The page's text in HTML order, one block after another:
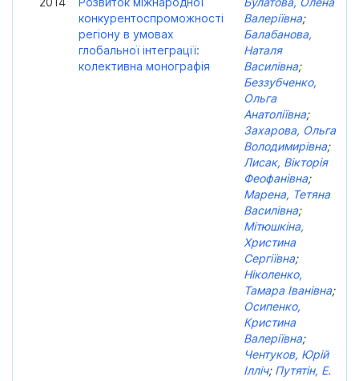
конкурентоспроможності
регіону в умовах
глобальної інтеграції:
колективна монографія
Валеріївна;
Балабанова,
Наталя
Василівна;
Беззубченко,
Ольга
Анатоліївна;
Захарова, Ольга
Володимирівна;
Лисак, Вікторія
Феофанівна;
Марена, Тетяна
Василівна;
Мітюшкіна,
Христина
Сергіївна;
Ніколенко,
Тамара Іванівна;
Осипенко,
Кристина
Валеріївна;
Чентуков, Юрій
Ілліч; Путятін, Е.